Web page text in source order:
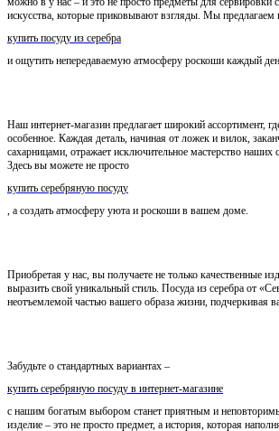
искусства, которые приковывают взгляды. Мы
купить посуду из серебра
и ощутить непередаваемую атмосферу роскоши каждый
Наш интернет-магазин предлагает широкий ассортимент,
особенное. Каждая деталь, начиная от ложек и вилок,
сахарницами, отражает исключительное мастерство наших
Здесь вы можете не просто
купить серебряную посуду
, а создать атмосферу уюта и роскоши в вашем доме.
Приобретая у нас, вы получаете не только качественные
выразить свой уникальный стиль. Посуда из серебра от
неотъемлемой частью вашего образа жизни, подчеркивая
Забудьте о стандартных вариантах –
купить серебряную посуду в интернет-магазине
с нашим богатым выбором станет приятным и
изделие – это не просто предмет, а история, которая